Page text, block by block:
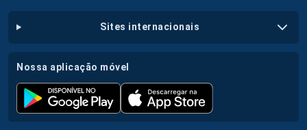
sites internacionais
nossa aplicação móvel